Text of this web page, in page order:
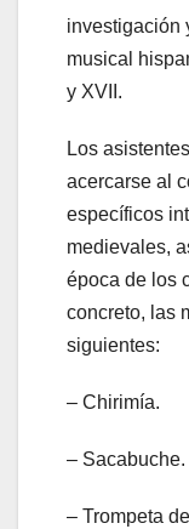
investigación
musical
y XVII.
Los
acercarse al
específicos
medievales,
época de los
concreto, las
siguientes:
– Chirimía.
– Sacabuche.
– Trompeta